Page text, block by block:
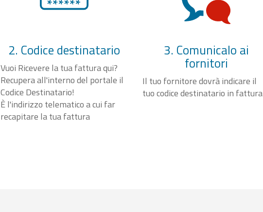
2. Codice destinatario
Vuoi Ricevere la tua fattura qui?
Recupera all'interno del portale il
Codice Destinatario!
È l'indirizzo telematico a cui far
recapitare la tua fattura
3. Comunicalo ai
fornitori
Il tuo fornitore dovrà indicare il
tuo codice destinatario in fattura